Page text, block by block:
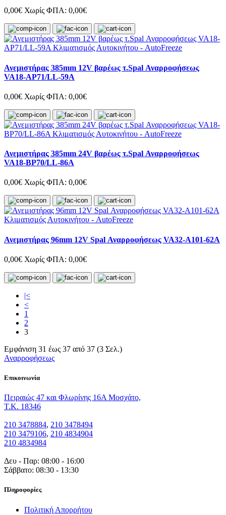
0,00€ Χωρίς ΦΠΑ: 0,00€
Ανεμιστήρας 385mm 12V βαρέως τ.Spal Αναρροφήσεως
VA18-AP71/LL-59A
0,00€ Χωρίς ΦΠΑ: 0,00€
Ανεμιστήρας 385mm 24V βαρέως τ.Spal Αναρροφήσεως
VA18-BP70/LL-86A
0,00€ Χωρίς ΦΠΑ: 0,00€
Ανεμιστήρας 96mm 12V Spal Αναρροφήσεως VA32-A101-62A
0,00€ Χωρίς ΦΠΑ: 0,00€
|<
<
1
2
3
Εμφάνιση 31 έως 37 από 37 (3 Σελ.)
Αναρροφήσεως
Eπικοινωνία
Πειραιώς 47 και Φλωρίνης 16Α Μοσχάτο,
T.K. 18346
210 3478884, 210 3478494
210 3479106, 210 4834904
210 4834984
Δευ - Παρ: 08:00 - 16:00
Σάββατο: 08:30 - 13:30
Πληροφορίες
Πολιτική Απορρήτου